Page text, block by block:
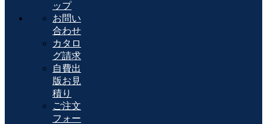
ップ
お問い
合わせ
カタロ
グ請求
自費出
版お見
積り
ご注文
フォー